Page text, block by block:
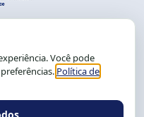
Graça
9 9239-2104 ou 2105
e 13 às 17h.